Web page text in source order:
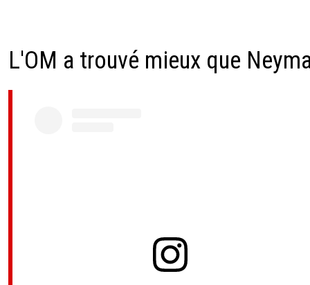
L'OM a trouvé mieux que